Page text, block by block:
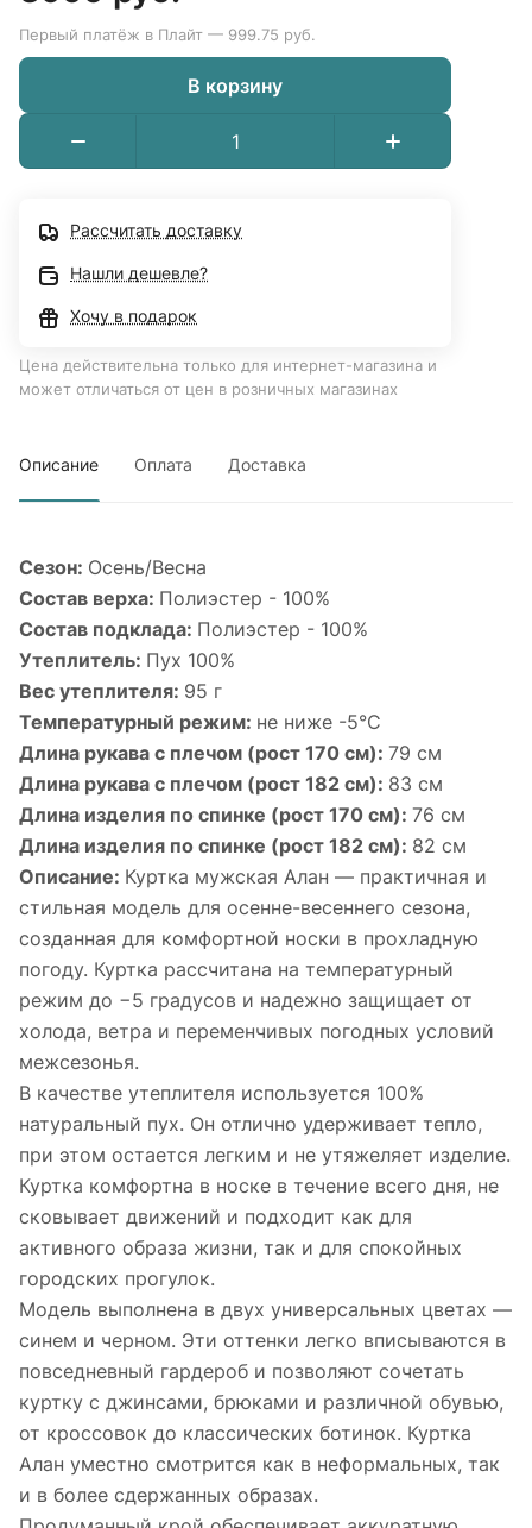
Первый платёж в Плайт — 999.75 руб.
В корзину
Рассчитать доставку
Нашли дешевле?
Хочу в подарок
Цена действительна только для интернет-магазина и
может отличаться от цен в розничных магазинах
Описание Оплата Доставка
Сезон: Осень/Весна
Состав верха: Полиэстер - 100%
Состав подклада: Полиэстер - 100%
Утеплитель: Пух 100%
Вес утеплителя: 95 г
Температурный режим: не ниже -5°С
Длина рукава с плечом (рост 170 см): 79 см
Длина рукава с плечом (рост 182 см): 83 см
Длина изделия по спинке (рост 170 см): 76 см
Длина изделия по спинке (рост 182 см): 82 см
Описание: Куртка мужская Алан — практичная и
стильная модель для осенне-весеннего сезона,
созданная для комфортной носки в прохладную
погоду. Куртка рассчитана на температурный
режим до −5 градусов и надежно защищает от
холода, ветра и переменчивых погодных условий
межсезонья.
В качестве утеплителя используется 100%
натуральный пух. Он отлично удерживает тепло,
при этом остается легким и не утяжеляет изделие.
Куртка комфортна в носке в течение всего дня, не
сковывает движений и подходит как для
активного образа жизни, так и для спокойных
городских прогулок.
Модель выполнена в двух универсальных цветах —
синем и черном. Эти оттенки легко вписываются в
повседневный гардероб и позволяют сочетать
куртку с джинсами, брюками и различной обувью,
от кроссовок до классических ботинок. Куртка
Алан уместно смотрится как в неформальных, так
и в более сдержанных образах.